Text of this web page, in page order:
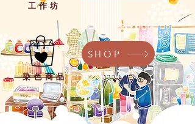
工作坊
SHOP
染色商品